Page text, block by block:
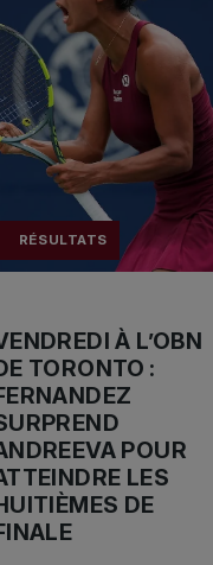
RÉSULTATS
À L’OBN
TORONTO :
POUR
LES
DE